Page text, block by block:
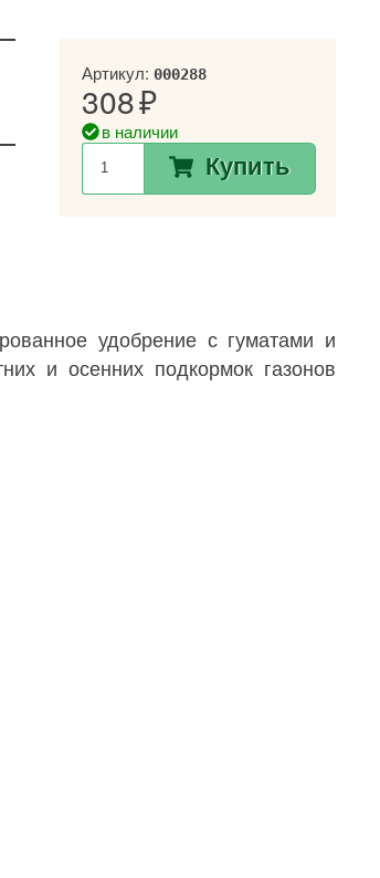
Артикул: 000288
308
в наличии
Купить
удобрение с гуматами и
и осенних подкормок газонов